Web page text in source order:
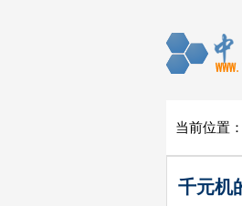
当前位置：
千元机